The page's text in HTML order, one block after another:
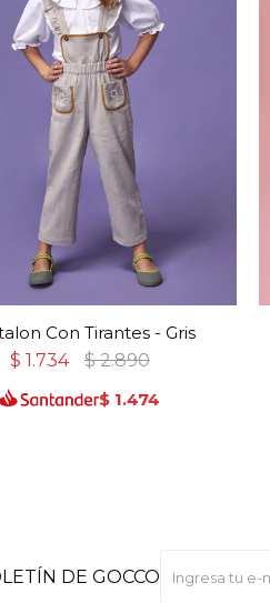
Con Tirantes - Gris
$ 1.734 $ 2.890
$ 1.474
DE GOCCO